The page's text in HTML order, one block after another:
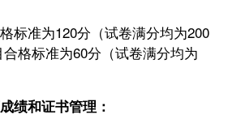
准为120分（试卷满分均为200
格标准为60分（试卷满分均为
绩和证书管理：